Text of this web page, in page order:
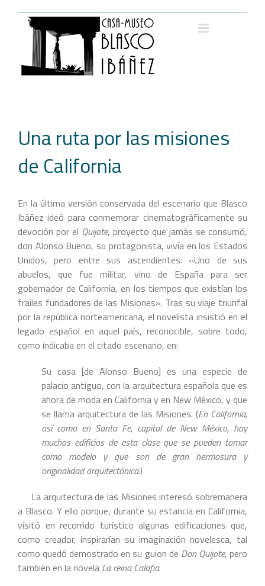
contenido
Una ruta por las misiones
de California
En la última versión conservada del escenario que Blasco
Ibáñez ideó para conmemorar cinematográficamente su
devoción por el Quijote, proyecto que jamás se consumó,
don Alonso Bueno, su protagonista, vivía en los Estados
Unidos, pero entre sus ascendientes: «Uno de sus
abuelos, que fue militar, vino de España para ser
gobernador de California, en los tiempos que existían los
frailes fundadores de las Misiones». Tras su viaje triunfal
por la república norteamericana, el novelista insistió en el
legado español en aquel país, reconocible, sobre todo,
como indicaba en el citado escenario, en:
Su casa [de Alonso Bueno] es una especie de
palacio antiguo, con la arquitectura española que es
ahora de moda en California y en New México, y que
se llama arquitectura de las Misiones. (En California,
así como en Santa Fe, capital de New México, hay
muchos edificios de esta clase que se pueden tomar
como modelo y que son de gran hermosura y
originalidad arquitectónica.)
La arquitectura de las Misiones interesó sobremanera
a Blasco. Y ello porque, durante su estancia en California,
visitó en recorrido turístico algunas edificaciones que,
como creador, inspirarían su imaginación novelesca, tal
como quedó demostrado en su guion de Don Quijote, pero
también en la novela La reina Calafia.